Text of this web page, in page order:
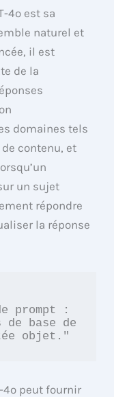
4o est sa
naturel et
il est
de la
domaines tels
contenu, et
un sujet
répondre
la réponse
prompt :
base de
4o peut fournir